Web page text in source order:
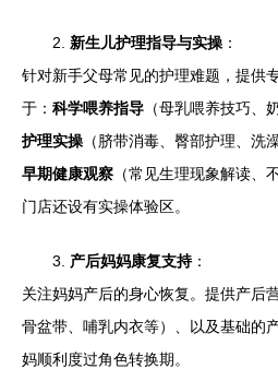
2. 新生儿护理指导与实操 ：
针对新手父母常见的护理难题，提供
于： 科学喂养指导 （母乳喂养技巧、
护理实操 （脐带消毒、臀部护理、洗
早期健康观察 （常见生理现象解读、
门店还设有实操体验区。
3. 产后妈妈康复支持：
关注妈妈产后的身心恢复。提供产后
骨盆带、哺乳内衣等）、以及基础的
妈顺利度过角色转换期。